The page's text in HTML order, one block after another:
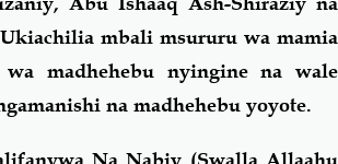
mbali msururu wa mamia
wa madhehebu nyingine na wale
na madhehebu yoyote.